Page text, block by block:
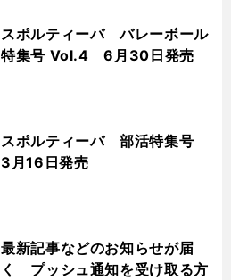
スポルティーバ バレーボール
特集号 Vol.4 6月30日発売
スポルティーバ 部活特集号
3月16日発売
最新記事などのお知らせが届
く プッシュ通知を受け取る方